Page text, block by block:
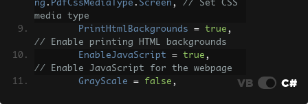
ng . PdfCssMediaType . Screen ,
// Set CSS
media type
PrintHtmlBackgrounds
= true ,
// Enable printing HTML backgrounds
EnableJavaScript
= true ,
// Enable JavaScript for the webpage
GrayScale
= false ,
VB C#